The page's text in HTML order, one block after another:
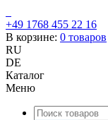
+49 1768 455 22 16
В корзине: 0 товаров
RU
DE
Каталог
Меню